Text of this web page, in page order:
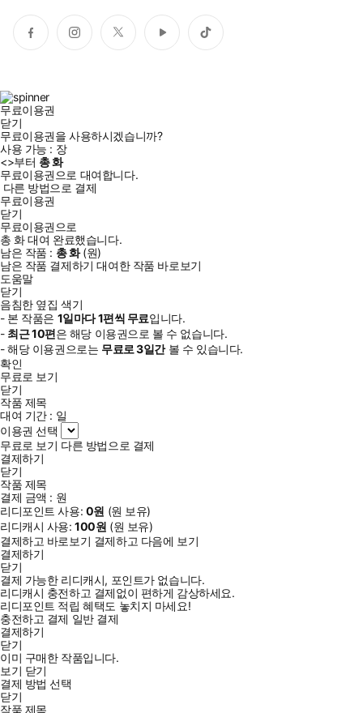
페
이
인
스
트
위
유
튜
틱
톡
무료이용권
닫기
무료이용권을 사용하시겠습니까?
사용 가능 : 장
<>부터 총화
무료이용권으로 대여합니다.
다른 방법으로 결제
무료이용권
닫기
무료이용권으로
총 화대여 완료했습니다.
남은 작품 : 총화(원)
남은 작품 결제하기 대여한 작품 바로보기
도움말
닫기
음침한 옆집 색기
- 본 작품은 1일마다1편씩 무료입니다.
- 최근10편은 해당 이용권으로 볼 수 없습니다.
- 해당 이용권으로는 무료로3일간볼 수 있습니다.
확인
무료로 보기
닫기
작품 제목
대여 기간 : 일
이용권 선택
무료로 보기 다른 방법으로 결제
결제하기
닫기
작품 제목
결제 금액 : 원
리디포인트 사용: 0원 (원 보유)
리디캐시 사용:100원 (원 보유)
결제하고 바로보기 결제하고 다음에 보기
결제하기
닫기
결제 가능한 리디캐시, 포인트가 없습니다.
리디캐시 충전하고 결제없이 편하게 감상하세요.
리디포인트 적립 혜택도 놓치지 마세요!
충전하고 결제 일반 결제
결제하기
닫기
이미 구매한 작품입니다.
보기 닫기
결제 방법 선택
닫기
작품 제목